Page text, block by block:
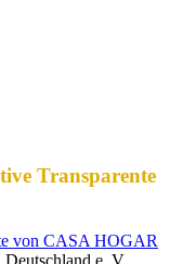
Transparente